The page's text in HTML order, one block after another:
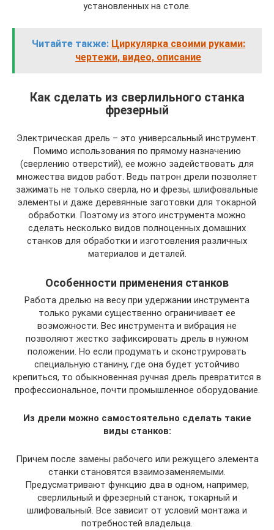
установленных на столе.
Читайте также: Циркулярка своими руками:
чертежи, видео, описание
Как сделать из сверлильного станка
фрезерный
Электрическая дрель – это универсальный инструмент.
Помимо использования по прямому назначению
(сверлению отверстий), ее можно задействовать для
множества видов работ. Ведь патрон дрели позволяет
зажимать не только сверла, но и фрезы, шлифовальные
элементы и даже деревянные заготовки для токарной
обработки. Поэтому из этого инструмента можно
сделать несколько видов полноценных домашних
станков для обработки и изготовления различных
материалов и деталей.
Особенности применения станков
Работа дрелью на весу при удержании инструмента
только руками существенно ограничивает ее
возможности. Вес инструмента и вибрация не
позволяют жестко зафиксировать дрель в нужном
положении. Но если продумать и сконструировать
специальную станину, где она будет устойчиво
крепиться, то обыкновенная ручная дрель превратится в
профессиональное, почти промышленное оборудование.
Из дрели можно самостоятельно сделать такие
виды станков:
Причем после замены рабочего или режущего элемента
станки становятся взаимозаменяемыми.
Предусматривают функцию два в одном, например,
сверлильный и фрезерный станок, токарный и
шлифовальный. Все зависит от условий монтажа и
потребностей владельца.